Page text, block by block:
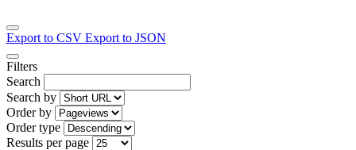
Export to CSV Export to JSON
Filters
Search
Search by
Order by
Order type
Results per page